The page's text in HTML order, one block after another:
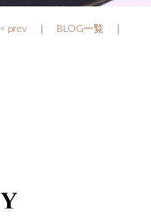
< prev｜ BLOG一覧｜